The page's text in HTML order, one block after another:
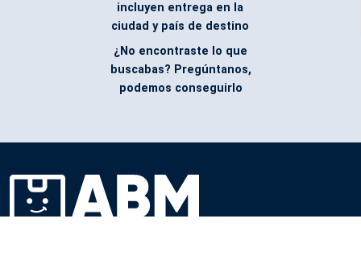
incluyen entrega en la
ciudad y país de destino
¿No encontraste lo que
buscabas? Pregúntanos,
podemos conseguirlo